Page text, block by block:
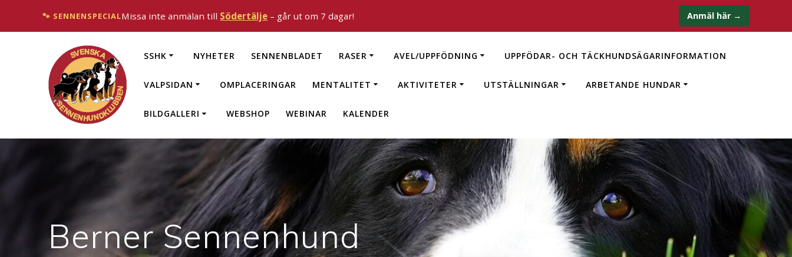
SSHK NYHETER SENNENBLADET RASER AVEL/UPPFÖDNING UPPFÖDAR- OCH TÄCKHUNDSÄGARINFORMATION
VALPSIDAN OMPLACERINGAR MENTALITET AKTIVITETER UTSTÄLLNINGAR ARBETANDE HUNDAR
BILDGALLERI WEBSHOP WEBINAR KALENDER
Berner Sennenhund
🐾 SENNENSPECIALMissa inte anmälan till Södertälje – går ut om 7 dagar! Anmäl här →